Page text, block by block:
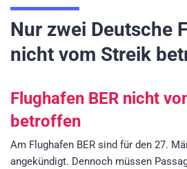
Nur zwei Deutsche
nicht vom Streik
Flughafen BER nicht
betroffen
Am Flughafen BER sind für den 27.
angekündigt. Dennoch müssen